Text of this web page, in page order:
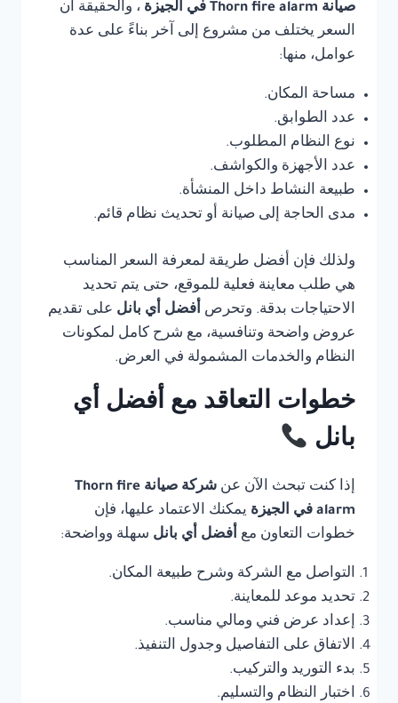
صيانة Thorn fire alarm في الجيزة
، والحقيقة أن
السعر يختلف من مشروع إلى آخر بناءً على عدة
عوامل، منها:
مساحة المكان.
عدد الطوابق.
نوع النظام المطلوب.
عدد الأجهزة والكواشف.
طبيعة النشاط داخل المنشأة.
مدى الحاجة إلى صيانة أو تحديث نظام قائم.
ولذلك فإن أفضل طريقة لمعرفة السعر المناسب
هي طلب معاينة فعلية للموقع، حتى يتم تحديد
الاحتياجات بدقة. وتحرص أفضل أي بانل على تقديم
عروض واضحة وتنافسية، مع شرح كامل لمكونات
النظام والخدمات المشمولة في العرض.
خطوات التعاقد مع أفضل أي
بانل
إذا كنت تبحث الآن عن
شركة صيانة Thorn fire
alarm في الجيزة
يمكنك الاعتماد عليها، فإن
خطوات التعاون مع أفضل أي بانل سهلة وواضحة:
التواصل مع الشركة وشرح طبيعة المكان.
تحديد موعد للمعاينة.
إعداد عرض فني ومالي مناسب.
الاتفاق على التفاصيل وجدول التنفيذ.
بدء التوريد والتركيب.
اختبار النظام والتسليم.